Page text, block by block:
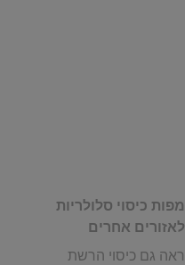
מפות כיסוי סלולריות
לאזורים אחרים
ראה גם כיסוי הרשת